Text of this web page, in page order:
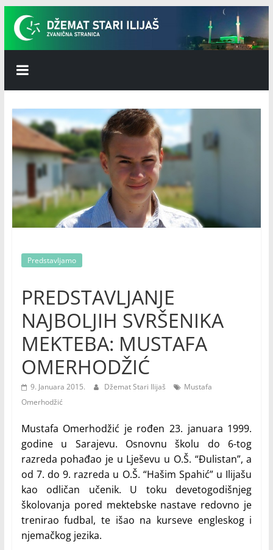
Skip
content
Džemat
Stari
Ilijaš
Predstavljamo
PREDSTAVLJANJE
NAJBOLJIH SVRŠENIKA
MEKTEBA: MUSTAFA
OMERHODŽIĆ
9. Januara 2015. Džemat Stari Ilijaš
Mustafa
Omerhodžić
Mustafa Omerhodžić je rođen 23. januara 1999.
godine u Sarajevu. Osnovnu školu do 6-tog
razreda pohađao je u Lješevu u O.Š. “Đulistan”, a
od 7. do 9. razreda u O.Š. “Hašim Spahić” u Ilijašu
kao odličan učenik. U toku devetogodišnjeg
školovanja pored mektebske nastave redovno je
trenirao fudbal, te išao na kurseve engleskog i
njemačkog jezika.